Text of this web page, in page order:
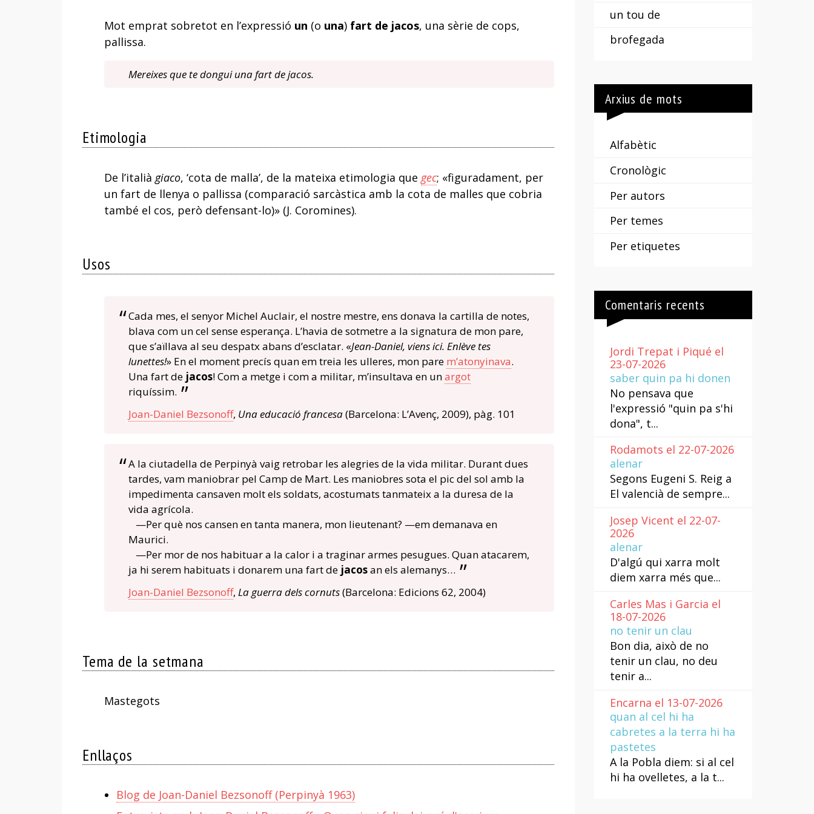
Mot emprat sobretot en l’expressió un (o una) fart de jacos, una sèrie de cops,
pallissa.
Mereixes que te dongui una fart de jacos.
Etimologia
De l’italià giaco, ‘cota de malla’, de la mateixa etimologia que gec; «figuradament, per
un fart de llenya o pallissa (comparació sarcàstica amb la cota de malles que cobria
també el cos, però defensant-lo)» (J. Coromines).
Usos
Cada mes, el senyor Michel Auclair, el nostre mestre, ens donava la cartilla de notes,
blava com un cel sense esperança. L’havia de sotmetre a la signatura de mon pare,
que s’aïllava al seu despatx abans d’esclatar. «Jean-Daniel, viens ici. Enlève tes
lunettes!» En el moment precís quan em treia les ulleres, mon pare m’atonyinava.
Una fart de jacos! Com a metge i com a militar, m’insultava en unargot
riquíssim.
Joan-Daniel Bezsonoff, Una educació francesa(Barcelona: L’Avenç, 2009), pàg. 101
A la ciutadella de Perpinyà vaig retrobar les alegries de la vida militar. Durant dues
tardes, vam maniobrar pel Camp de Mart. Les maniobres sota el pic del sol amb la
impedimenta cansaven molt els soldats, acostumats tanmateix a la duresa de la
vida agrícola.
—Per què nos cansen en tanta manera, mon lieutenant? —em demanava en
Maurici.
—Per mor de nos habituar a la calor i a traginar armes pesugues. Quan atacarem,
ja hi serem habituats i donarem una fart de jacosan els alemanys…
Joan-Daniel Bezsonoff, La guerra dels cornuts(Barcelona: Edicions 62, 2004)
Tema de la setmana
Mastegots
Enllaços
Blog de Joan-Daniel Bezsonoff (Perpinyà 1963)
un tou de
brofegada
Arxius de mots
Alfabètic
Cronològic
Per autors
Per temes
Per etiquetes
Comentaris recents
Jordi Trepat i Piqué el
23-07-2026
saber quin pa hi donen
No pensava que
l'expressió "quin pa s'hi
dona", t...
Rodamots el 22-07-2026
alenar
Segons Eugeni S. Reig a
El valencià de sempre...
Josep Vicent el 22-07-
2026
alenar
D'algú qui xarra molt
diem xarra més que...
Carles Mas i Garcia el
18-07-2026
no tenir un clau
Bon dia, això de no
tenir un clau, no deu
tenir a...
Encarna el 13-07-2026
quan al cel hi ha
cabretes a la terra hi ha
pastetes
A la Pobla diem: si al cel
hi ha ovelletes, a la t...